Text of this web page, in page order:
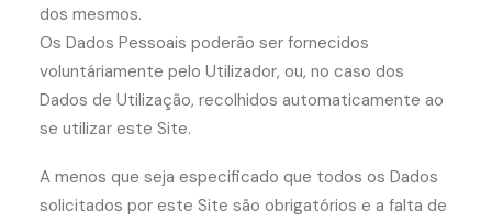
dos mesmos.
Os Dados Pessoais poderão ser fornecidos
voluntáriamente pelo Utilizador, ou, no caso dos
Dados de Utilização, recolhidos automaticamente ao
se utilizar este Site.
A menos que seja especificado que todos os Dados
solicitados por este Site são obrigatórios e a falta de